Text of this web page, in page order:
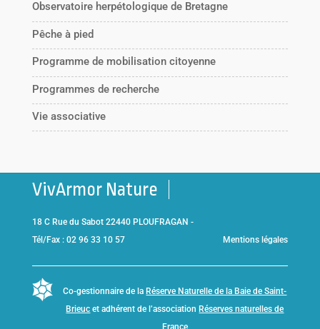
Observatoire herpétologique de Bretagne
Pêche à pied
Programme de mobilisation citoyenne
Programmes de recherche
Vie associative
VivArmor Nature
18 C Rue du Sabot 22440 PLOUFRAGAN -
Tél/Fax : 02 96 33 10 57
Mentions légales
Co-gestionnaire de la Réserve Naturelle de la Baie de Saint-
Brieuc et adhérent de l’association Réserves naturelles de